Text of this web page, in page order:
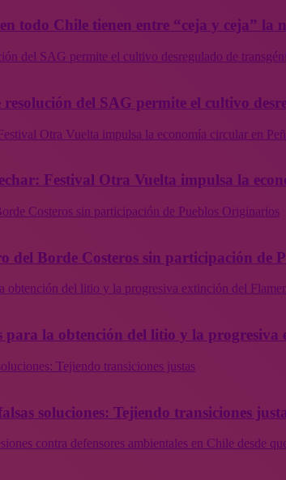
en todo Chile tienen entre “ceja y ceja” la
del SAG permite el cultivo desregulado de
del SAG permite el cultivo
Otra Vuelta impulsa la economía circular en
Festival Otra Vuelta impulsa la
Costeros sin participación de Pueblos Originarios
del Borde Costeros sin participación de
obtención del litio y la progresiva extinción del
para la obtención del litio y la progresiva
Tejiendo transiciones justas
soluciones: Tejiendo transiciones
contra defensores ambientales en Chile desde